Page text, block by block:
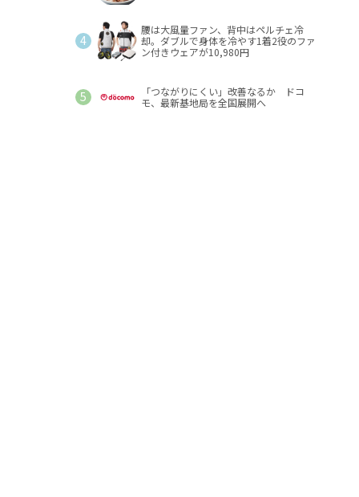
腰は大風量ファン、背中はペルチェ冷
却。ダブルで身体を冷やす1着2役のファ
ン付きウェアが10,980円
「つながりにくい」改善なるか ドコ
モ、最新基地局を全国展開へ